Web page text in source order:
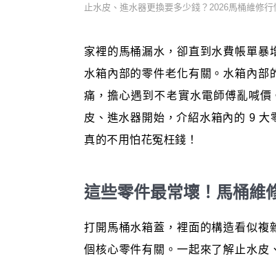
止水皮、進水器更換要多少錢？2026馬桶維修行
家裡的馬桶漏水，卻直到水費帳單
水箱內部的零件老化有關。水箱內部
痛，擔心遇到不老實水電師傅亂喊
皮、進水器開始，介紹水箱內的 9
真的不用怕花冤枉錢！
這些零件最常壞！馬桶維
打開馬桶水箱蓋，裡面的構造看似複
個核心零件有關。一起來了解止水皮